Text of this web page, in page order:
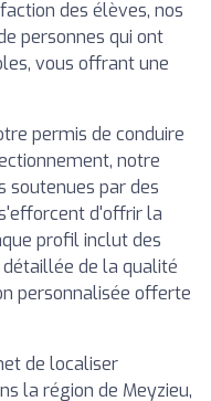
des élèves, nos
personnes qui ont
vous offrant une
permis de conduire
notre
soutenues par des
d'offrir la
profil inclut des
de la qualité
personnalisée offerte
de localiser
la région de Meyzieu,